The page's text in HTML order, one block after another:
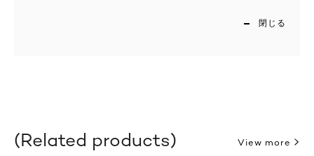
閉じる
Related products View more